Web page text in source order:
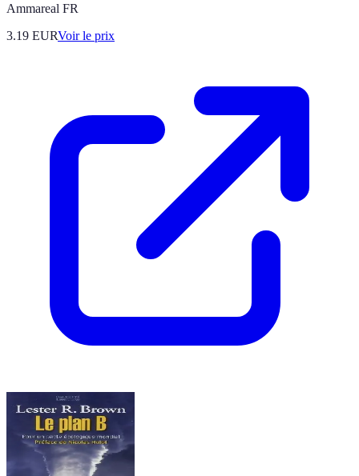
Ammareal FR
3.19 EURVoir le prix